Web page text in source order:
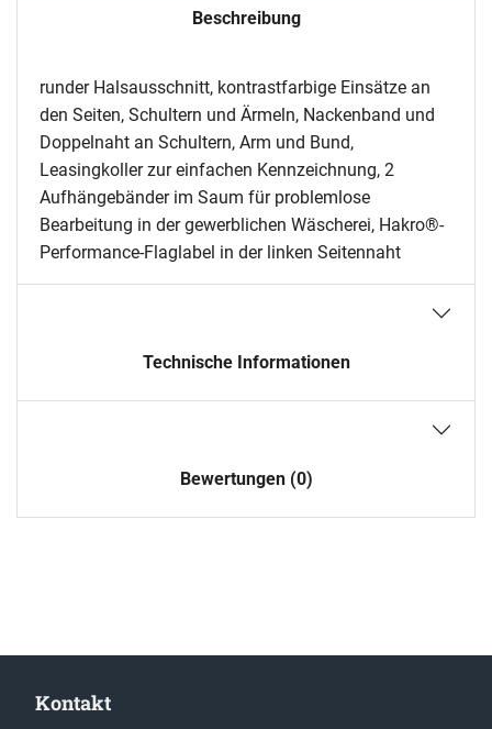
Beschreibung
runder Halsausschnitt, kontrastfarbige Einsätze an
den Seiten, Schultern und Ärmeln, Nackenband und
Doppelnaht an Schultern, Arm und Bund,
Leasingkoller zur einfachen Kennzeichnung, 2
Aufhängebänder im Saum für problemlose
Bearbeitung in der gewerblichen Wäscherei, Hakro®-
Performance-Flaglabel in der linken Seitennaht
Technische Informationen
Bewertungen (0)
Kontakt